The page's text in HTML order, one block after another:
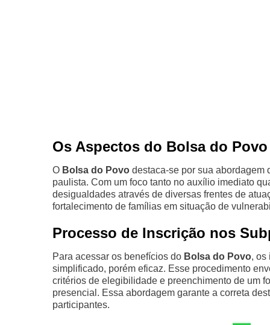
Os Aspectos do Bolsa do Povo
O Bolsa do Povo destaca-se por sua abordagem
paulista. Com um foco tanto no auxílio imediato
desigualdades através de diversas frentes de
fortalecimento de famílias em situação de
Processo de Inscrição nos
Para acessar os benefícios do Bolsa do Povo, os
simplificado, porém eficaz. Esse procedimento
critérios de elegibilidade e preenchimento de um
presencial. Essa abordagem garante a correta
participantes.